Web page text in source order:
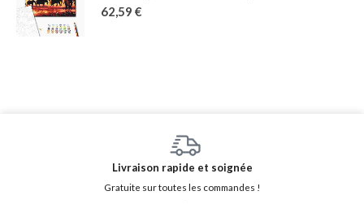
62,59 €
Livraison rapide et soignée
Gratuite sur toutes les commandes !